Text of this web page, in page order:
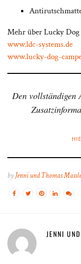
Mehr über Lucky Dog
www.ldc-systems.de
www.lucky-dog-
Den vollständigen
byJenni und Thomas
JENNI